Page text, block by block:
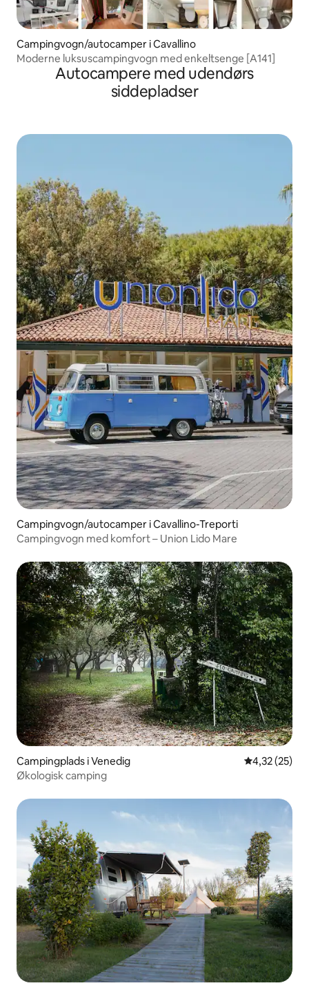
Campingvogn/autocamper i Cavallino
Moderne luksuscampingvogn med enkeltsenge [A141]
Autocampere med udendørs
siddepladser
Campingvogn/autocamper i Cavallino-Treporti
Campingvogn med komfort – Union Lido Mare
Campingplads i Venedig 4,32 ud af 5
4,32 (25)
Økologisk camping